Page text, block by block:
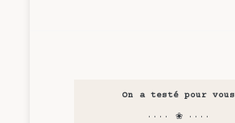
On a testé pour vous
···· ❀ ····